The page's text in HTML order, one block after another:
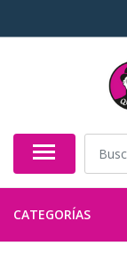
CATEGORÍAS